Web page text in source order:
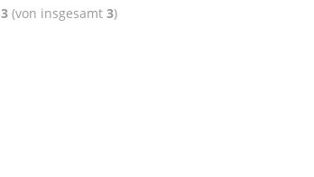
3(von insgesamt 3)